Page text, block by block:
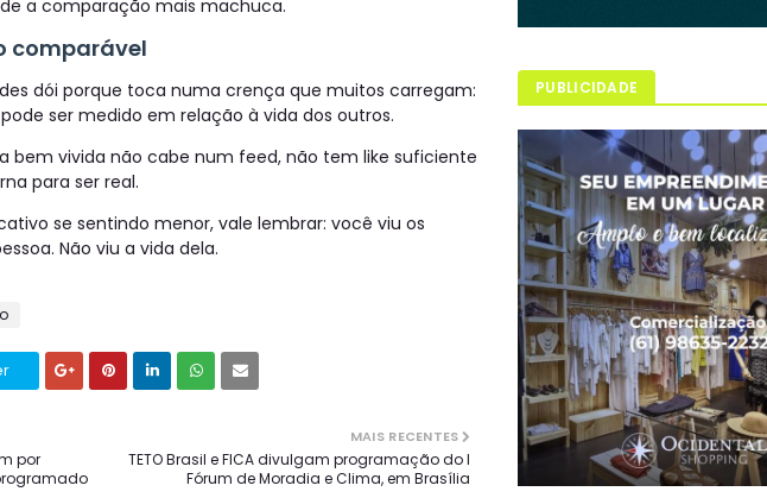
a comparação mais machuca.
comparável
dói porque toca numa crença que muitos carregam:
ser medido em relação à vida dos outros.
bem vivida não cabe num feed, não tem like suficiente
para ser real.
se sentindo menor, vale lembrar: você viu os
Não viu a vida dela.
MAIS RECENTES
TETO Brasil e FICA divulgam programação do I
Fórum de Moradia e Clima, em Brasília
por
PUBLICIDADE